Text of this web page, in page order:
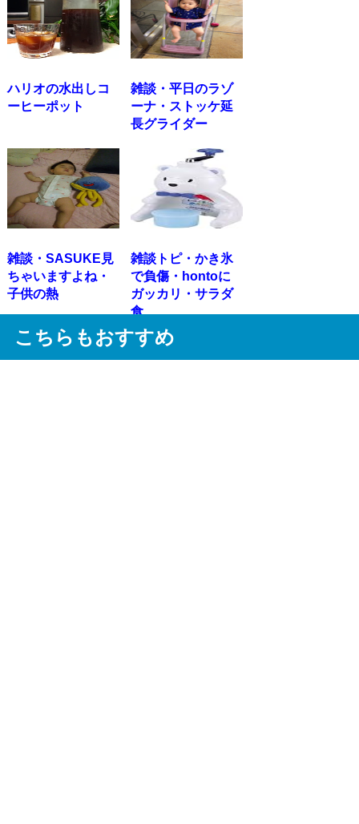
ハリオの水出しコ
ーヒーポット
雑談・平日のラゾ
ーナ・ストッケ延
長グライダー
雑談・SASUKE見
ちゃいますよね・
子供の熱
雑談トピ・かき氷
で負傷・hontoに
ガッカリ・サラダ
食
こちらもおすすめ